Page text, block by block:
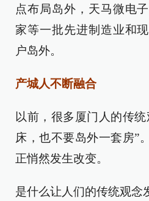
点布局岛外，天马微电
家等一批先进制造业和
户岛外。
产城人不断融合
以前，很多厦门人的传
床，也不要岛外一套房”
正悄然发生改变。
是什么让人们的传统观念